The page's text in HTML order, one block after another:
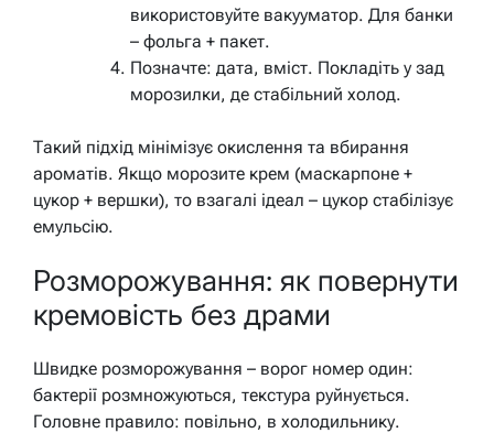
використовуйте вакууматор. Для банки
– фольга + пакет.
Позначте: дата, вміст. Покладіть у зад
морозилки, де стабільний холод.
Такий підхід мінімізує окислення та вбирання
ароматів. Якщо морозите крем (маскарпоне +
цукор + вершки), то взагалі ідеал – цукор стабілізує
емульсію.
Розморожування: як повернути
кремовість без драми
Швидке розморожування – ворог номер один:
бактерії розмножуються, текстура руйнується.
Головне правило: повільно, в холодильнику.